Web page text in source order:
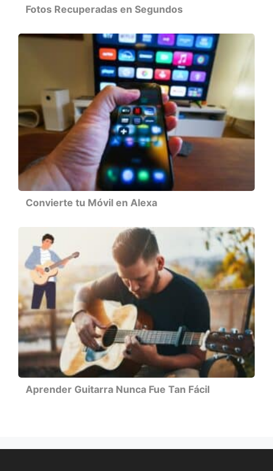
Fotos Recuperadas en Segundos
Convierte tu Móvil en Alexa
Aprender Guitarra Nunca Fue Tan Fácil